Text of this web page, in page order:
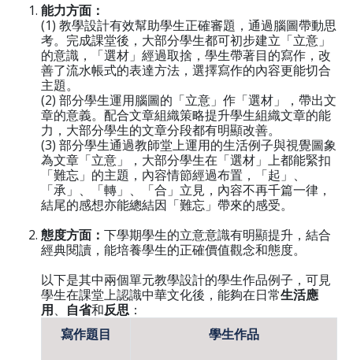
能力方面：
(1) 教學設計有效幫助學生正確審題，通過腦圖帶動思
考。完成課堂後，大部分學生都可初步建立「立意」
的意識，「選材」經過取捨，學生帶著目的寫作，改
善了流水帳式的表達方法，選擇寫作的內容更能切合
主題。
(2) 部分學生運用腦圖的「立意」作「選材」，帶出文
章的意義。配合文章組織策略提升學生組織文章的能
力，大部分學生的文章分段都有明顯改善。
(3) 部分學生通過教師堂上運用的生活例子與視覺圖象
為文章「立意」，大部分學生在「選材」上都能緊扣
「難忘」的主題，內容情節經過布置，「起」、
「承」、「轉」、「合」立見，內容不再千篇一律，
結尾的感想亦能總結因「難忘」帶來的感受。
態度方面： 下學期學生的立意意識有明顯提升，結合
經典閱讀，能培養學生的正確價值觀念和態度。
以下是其中兩個單元教學設計的學生作品例子，可見
學生在課堂上認識中華文化後，能夠在日常生活應
用、 自省和反思 ：
寫作題目
學生作品